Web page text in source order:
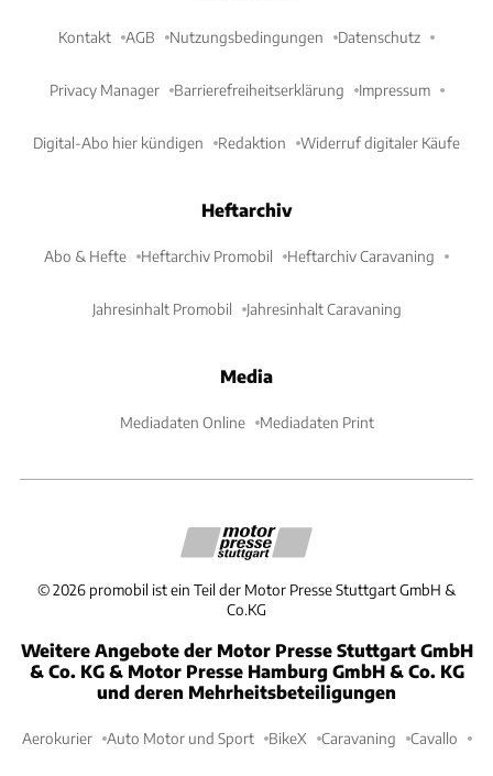
Kontakt AGB Nutzungsbedingungen Datenschutz
Privacy Manager Barrierefreiheitserklärung Impressum
Digital-Abo hier kündigen Redaktion Widerruf digitaler Käufe
Heftarchiv
Abo & Hefte Heftarchiv Promobil Heftarchiv Caravaning
Jahresinhalt Promobil Jahresinhalt Caravaning
Media
Mediadaten Online Mediadaten Print
©2026 promobil ist ein Teil der Motor Presse Stuttgart GmbH &
Co.KG
Weitere Angebote der Motor Presse Stuttgart GmbH
& Co. KG & Motor Presse Hamburg GmbH & Co. KG
und deren Mehrheitsbeteiligungen
Aerokurier Auto Motor und Sport BikeX Caravaning Cavallo